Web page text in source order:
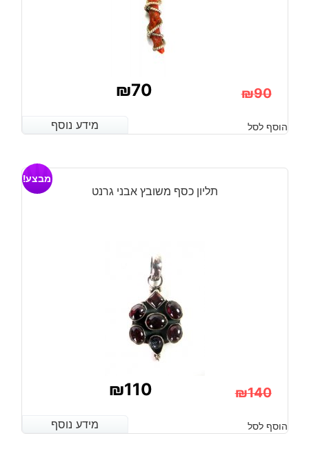
₪90
המקורי
היה:
₪70
הנוכחי
הוא:
מידע נוסף הוסף לסל מידע נוסף
תליון כסף משובץ אבני גרנט
מבצע!
₪140
המקורי
₪110
הנוכחי
מידע נוסף הוסף לסל מידע נוסף